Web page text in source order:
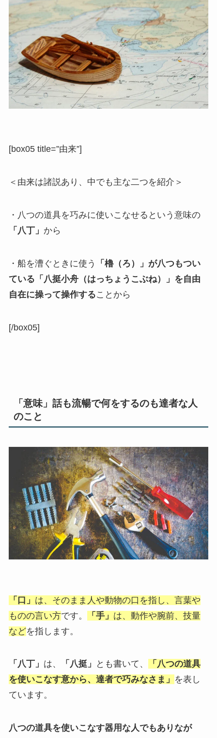
[box05 title=”由来”]
＜由来は諸説あり、中でも主な二つを紹介＞
・八つの道具を巧みに使いこなせるという意味の
「八丁」 から
・船を漕ぐときに使う
「櫓（ろ）」が八つもつい
ている「八挺小舟（はっちょうこぶね）」を自由
自在に操って操作することから
[/box05]
「意味」話も流暢で何をするのも達者な人
のこと
「口」 は、そのまま人や動物の口を指し、言葉や
ものの言い方です。 「手」 は、動作や腕前、技量
などを指します。
「八丁」 は、 「八挺」 とも書いて、
「八つの道具
を使いこなす意から、達者で巧みなさま」 を表し
ています。
八つの道具を使いこなす器用な人でもありなが